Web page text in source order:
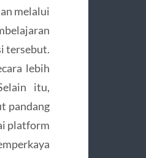
melalui
tersebut.
lebih
itu,
pandang
platform